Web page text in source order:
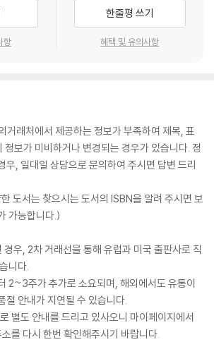
항
한줄평 쓰기
혜택 및 유의사항
거래처에서 제공하는 정보가 부족하여 제목, 표
정보가 미비하거나 변경되는 경우가 있습니다. 정
우, 일대일 상담으로 문의하여 주시면 답변 드리
도서는 찾으시는 도서의 ISBN을 알려 주시면 보
가능합니다.)
우, 2차 거래선을 통해 유럽과 미국 출판사로 직
니다.
2~3주가 추가로 소요되며, 해외에서도 유통이
절 안내가 지연될 수 있습니다.
별도 안내를 드리고 있사오니 마이페이지에서
를 다시 한번 확인해주시기 바랍니다.